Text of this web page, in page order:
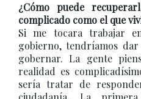
¿Cómo puede
complicado como el que
Si me tocara trabajar
gobierno, tendríamos
gobernar. La gente
realidad es
sería tratar de